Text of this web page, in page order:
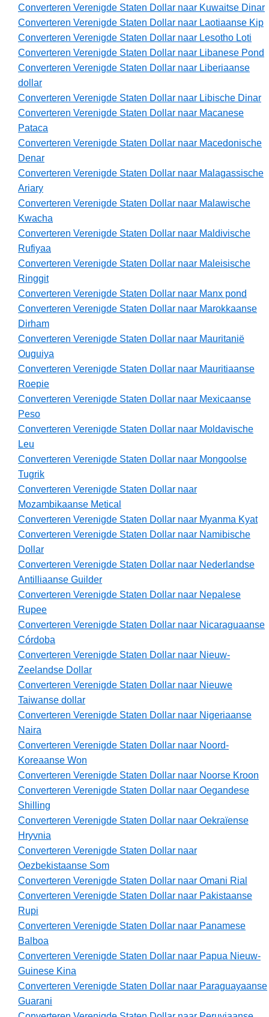
Converteren Verenigde Staten Dollar naar Kuwaitse Dinar
Converteren Verenigde Staten Dollar naar Laotiaanse Kip
Converteren Verenigde Staten Dollar naar Lesotho Loti
Converteren Verenigde Staten Dollar naar Libanese Pond
Converteren Verenigde Staten Dollar naar Liberiaanse
dollar
Converteren Verenigde Staten Dollar naar Libische Dinar
Converteren Verenigde Staten Dollar naar Macanese
Pataca
Converteren Verenigde Staten Dollar naar Macedonische
Denar
Converteren Verenigde Staten Dollar naar Malagassische
Ariary
Converteren Verenigde Staten Dollar naar Malawische
Kwacha
Converteren Verenigde Staten Dollar naar Maldivische
Rufiyaa
Converteren Verenigde Staten Dollar naar Maleisische
Ringgit
Converteren Verenigde Staten Dollar naar Manx pond
Converteren Verenigde Staten Dollar naar Marokkaanse
Dirham
Converteren Verenigde Staten Dollar naar Mauritanië
Ouguiya
Converteren Verenigde Staten Dollar naar Mauritiaanse
Roepie
Converteren Verenigde Staten Dollar naar Mexicaanse
Peso
Converteren Verenigde Staten Dollar naar Moldavische
Leu
Converteren Verenigde Staten Dollar naar Mongoolse
Tugrik
Converteren Verenigde Staten Dollar naar
Mozambikaanse Metical
Converteren Verenigde Staten Dollar naar Myanma Kyat
Converteren Verenigde Staten Dollar naar Namibische
Dollar
Converteren Verenigde Staten Dollar naar Nederlandse
Antilliaanse Guilder
Converteren Verenigde Staten Dollar naar Nepalese
Rupee
Converteren Verenigde Staten Dollar naar Nicaraguaanse
Córdoba
Converteren Verenigde Staten Dollar naar Nieuw-
Zeelandse Dollar
Converteren Verenigde Staten Dollar naar Nieuwe
Taiwanse dollar
Converteren Verenigde Staten Dollar naar Nigeriaanse
Naira
Converteren Verenigde Staten Dollar naar Noord-
Koreaanse Won
Converteren Verenigde Staten Dollar naar Noorse Kroon
Converteren Verenigde Staten Dollar naar Oegandese
Shilling
Converteren Verenigde Staten Dollar naar Oekraïense
Hryvnia
Converteren Verenigde Staten Dollar naar
Oezbekistaanse Som
Converteren Verenigde Staten Dollar naar Omani Rial
Converteren Verenigde Staten Dollar naar Pakistaanse
Rupi
Converteren Verenigde Staten Dollar naar Panamese
Balboa
Converteren Verenigde Staten Dollar naar Papua Nieuw-
Guinese Kina
Converteren Verenigde Staten Dollar naar Paraguayaanse
Guarani